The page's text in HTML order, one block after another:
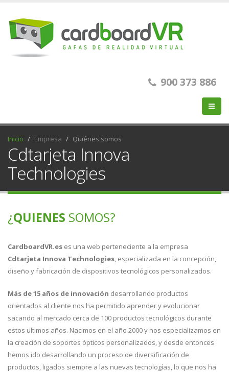
900 373 886
Inicio Empresa Quiénes somos
Cdtarjeta Innova
Technologies
¿QUIENES SOMOS?
CardboardVR.es es una web perteneciente a la empresa
Cdtarjeta Innova Technologies, especializada en la concepción,
diseño y fabricación de dispositivos tecnológicos personalizados.
Más de 15 años de innovación desarrollando productos
orientados al cliente nos ha permitido aprender y evolucionar
sacando al mercado cerca de 100 productos tecnológicos durante
estos ultimos años. Nacimos en el año 2000 y nos especializamos en
la creación de soportes ópticos personalizados, y desde entonces
hemos ido desarrollando un proceso de diversificación de
productos, ligados siempre a las nuevas tecnologías, lo que nos ha